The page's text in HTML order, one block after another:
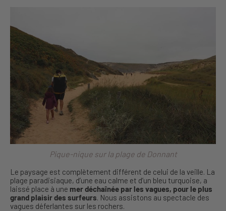
Pique-nique sur la plage de Donnant
Le paysage est complètement différent de celui de la veille. La
plage paradisiaque, d’une eau calme et d’un bleu turquoise, a
laissé place à une mer déchaînée par les vagues, pour le plus
grand plaisir des surfeurs. Nous assistons au spectacle des
vagues déferlantes sur les rochers.